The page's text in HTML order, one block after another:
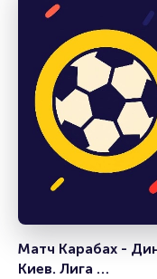
Матч Карабах -
Киев. Лига